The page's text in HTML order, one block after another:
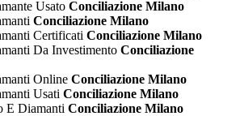
UsatoConciliazione Milano
Conciliazione Milano
Certificati Conciliazione Milano
Da InvestimentoConciliazione
OnlineConciliazione Milano
Usati Conciliazione Milano
E Diamanti Conciliazione Milano